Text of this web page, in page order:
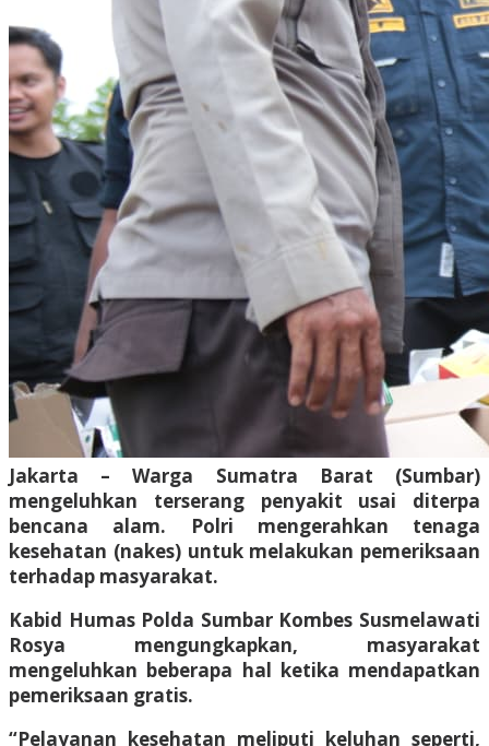
Jakarta – Warga Sumatra Barat (Sumbar)
mengeluhkan terserang penyakit usai diterpa
bencana alam. Polri mengerahkan tenaga
kesehatan (nakes) untuk melakukan pemeriksaan
terhadap masyarakat.
Kabid Humas Polda Sumbar Kombes Susmelawati
Rosya mengungkapkan, masyarakat
mengeluhkan beberapa hal ketika mendapatkan
pemeriksaan gratis.
“Pelayanan kesehatan meliputi keluhan seperti,